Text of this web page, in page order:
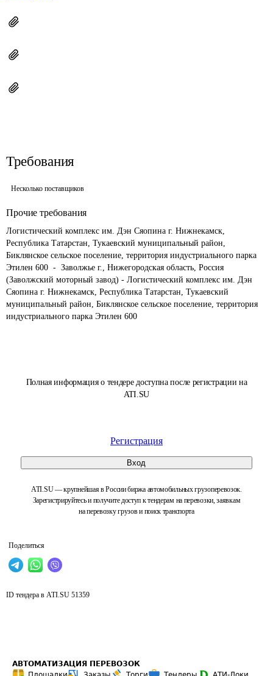
Полная информация о тендере доступна после регистрации на
ATI.SU
Регистрация
Вход
ATI.SU — крупнейшая в России биржа автомобильных грузоперевозок.
Зарегистрируйтесь и получите доступ к тендерам на перевозки, заявкам
на перевозку грузов и поиск транспорта
Поделиться
Требования
Несколько поставщиков
Прочие требования
Логистический комплекс им. Дэн Сяопина г. Нижнекамск,
Республика Татарстан, Тукаевский муниципальный район,
Биклянское сельское поселение, территория индустриального парка
Этилен 600  -  Заволжье г., Нижегородская область, Россия
(Заволжский моторный завод) - Логистический комплекс им. Дэн
Сяопина г. Нижнекамск, Республика Татарстан, Тукаевский
муниципальный район, Биклянское сельское поселение, территория
индустриального парка Этилен 600
ID тендера в ATI.SU 51359
АВТОМАТИЗАЦИЯ ПЕРЕВОЗОК